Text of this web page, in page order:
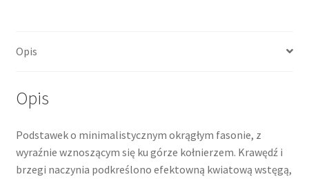
Opis
Opis
Podstawek o minimalistycznym okrągłym fasonie, z
wyraźnie wznoszącym się ku górze kołnierzem. Krawędź i
brzegi naczynia podkreślono efektowną kwiatową wstęgą,